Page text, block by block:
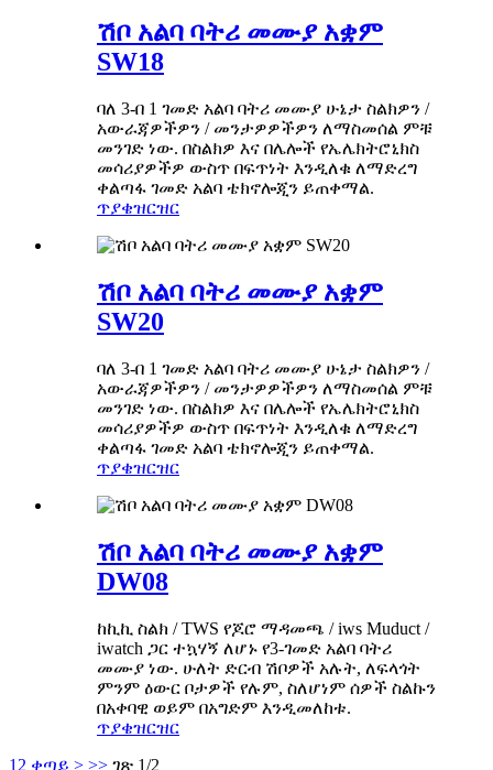
ሽቦ አልባ ባትሪ መሙያ አቋም
SW18
ባለ 3-በ 1 ገመድ አልባ ባትሪ መሙያ ሁኔታ ስልክዎን /
አውራጃዎችዎን / መንታዎዎችዎን ለማስመሰል ምቹ
መንገድ ነው. በስልክዎ እና በሌሎች የኤሌክትሮኒክስ
መሳሪያዎችዎ ውስጥ በፍጥነት እንዲለቁ ለማድረግ
ቀልጣፋ ገመድ አልባ ቴክኖሎጂን ይጠቀማል.
ጥያቄዝርዝር
ሽቦ አልባ ባትሪ መሙያ አቋም
SW20
ባለ 3-በ 1 ገመድ አልባ ባትሪ መሙያ ሁኔታ ስልክዎን /
አውራጃዎችዎን / መንታዎዎችዎን ለማስመሰል ምቹ
መንገድ ነው. በስልክዎ እና በሌሎች የኤሌክትሮኒክስ
መሳሪያዎችዎ ውስጥ በፍጥነት እንዲለቁ ለማድረግ
ቀልጣፋ ገመድ አልባ ቴክኖሎጂን ይጠቀማል.
ጥያቄዝርዝር
ሽቦ አልባ ባትሪ መሙያ አቋም
DW08
ከኪኪ ስልክ / TWS የጆሮ ማዳመጫ / iws Muduct /
iwatch ጋር ተኳሃኝ ለሆኑ የ3-ገመድ አልባ ባትሪ
መሙያ ነው. ሁለት ድርብ ሽቦዎች አሉት, ለፍላጎት
ምንም ዕውር ቦታዎች የሉም, ስለሆነም ሰዎች ስልኩን
በአቀባዊ ወይም በአግድም እንዲመለከቱ.
ጥያቄዝርዝር
1 2 ቀጣይ > >> ገጽ 1/2